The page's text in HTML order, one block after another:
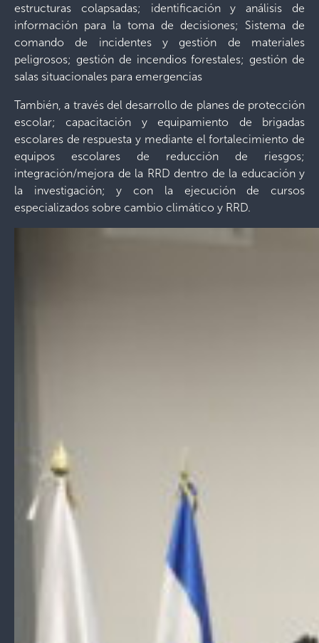
estructuras colapsadas; identificación y análisis de
información para la toma de decisiones; Sistema de
comando de incidentes y gestión de materiales
peligrosos; gestión de incendios forestales; gestión de
salas situacionales para emergencias
También, a través del desarrollo de planes de protección
escolar; capacitación y equipamiento de brigadas
escolares de respuesta y mediante el fortalecimiento de
equipos escolares de reducción de riesgos;
integración/mejora de la RRD dentro de la educación y
la investigación; y con la ejecución de cursos
especializados sobre cambio climático y RRD.